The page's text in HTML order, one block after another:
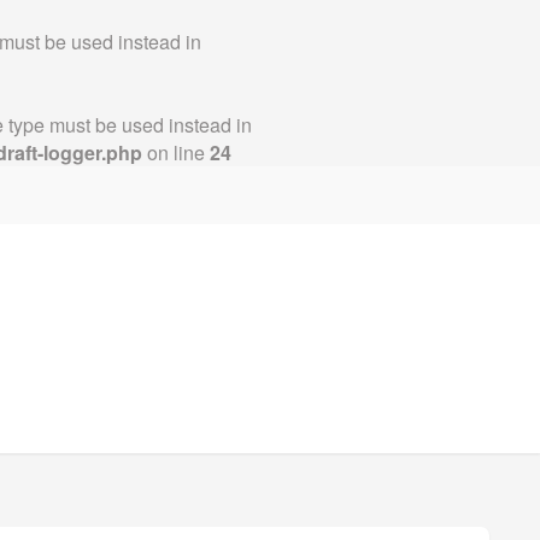
be used instead in
must be used instead in
logger.php on line 24